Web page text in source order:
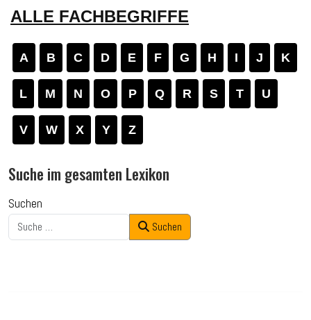
ALLE FACHBEGRIFFE
A B C D E F G H I J K
L M N O P Q R S T U
V W X Y Z
Suche im gesamten Lexikon
Suchen
Suchen